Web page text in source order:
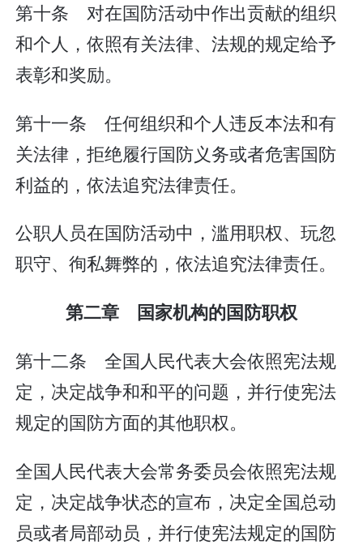
第十条 对在国防活动中作出贡献的组织
和个人，依照有关法律、法规的规定给予
表彰和奖励。
第十一条 任何组织和个人违反本法和有
关法律，拒绝履行国防义务或者危害国防
利益的，依法追究法律责任。
公职人员在国防活动中，滥用职权、玩忽
职守、徇私舞弊的，依法追究法律责任。
第二章 国家机构的国防职权
第十二条 全国人民代表大会依照宪法规
定，决定战争和和平的问题，并行使宪法
规定的国防方面的其他职权。
全国人民代表大会常务委员会依照宪法规
定，决定战争状态的宣布，决定全国总动
员或者局部动员，并行使宪法规定的国防